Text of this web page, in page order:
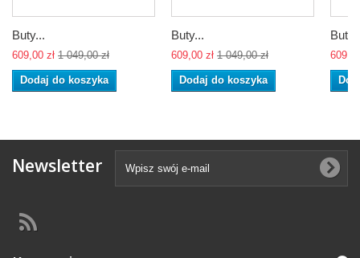
Buty...
609,00 zł 1 049,00 zł
Dodaj do koszyka
Buty...
609,00 zł 1 049,00 zł
Dodaj do koszyka
Newsletter